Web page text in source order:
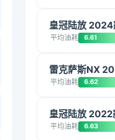
皇冠陆放
平均油耗 6.61
雷克萨斯NX
平均油耗 6.62
皇冠陆放
平均油耗 6.63